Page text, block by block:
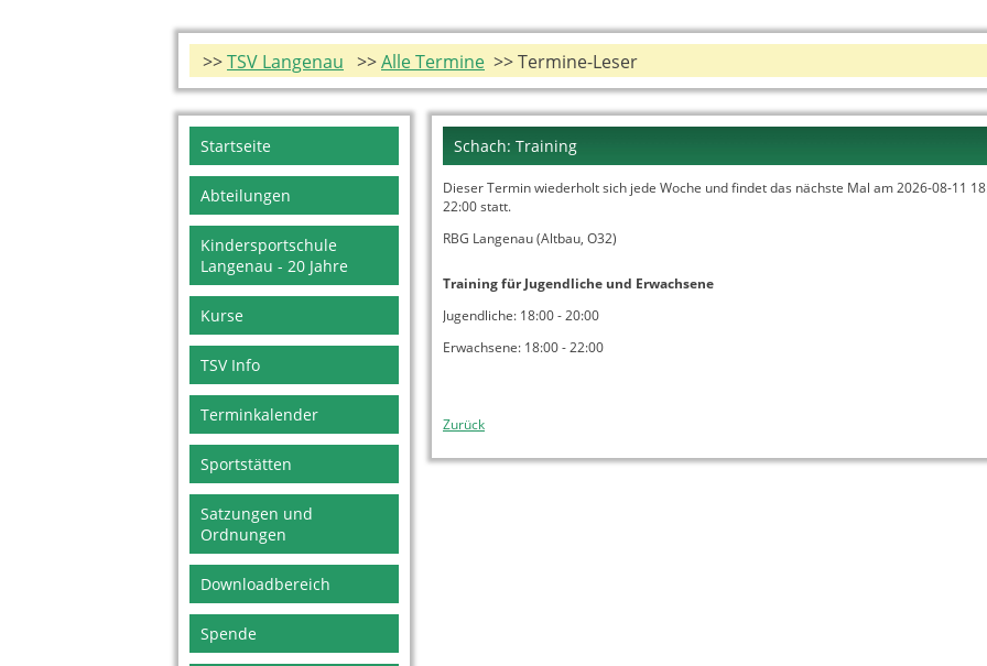
>>TSV Langenau >>Alle Termine >> Termine-Leser
Schach: Training
Dieser Termin wiederholt sich jede Woche und findet das nächste Mal am2026-08-11
22:00statt.
RBG Langenau (Altbau, O32)
Training für Jugendliche und Erwachsene
Jugendliche: 18:00 - 20:00
Erwachsene: 18:00 - 22:00
Zurück
Navigation
überspringen
Startseite
Abteilungen
Kindersportschule
Langenau - 20 Jahre
Kurse
TSV Info
Terminkalender
Sportstätten
Satzungen und
Ordnungen
Downloadbereich
Spende